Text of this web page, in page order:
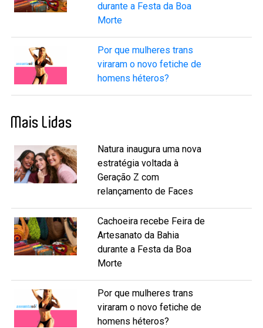
durante a Festa da Boa
Morte
Por que mulheres trans
viraram o novo fetiche de
homens héteros?
Mais Lidas
Natura inaugura uma nova
estratégia voltada à
Geração Z com
relançamento de Faces
Cachoeira recebe Feira de
Artesanato da Bahia
durante a Festa da Boa
Morte
Por que mulheres trans
viraram o novo fetiche de
homens héteros?